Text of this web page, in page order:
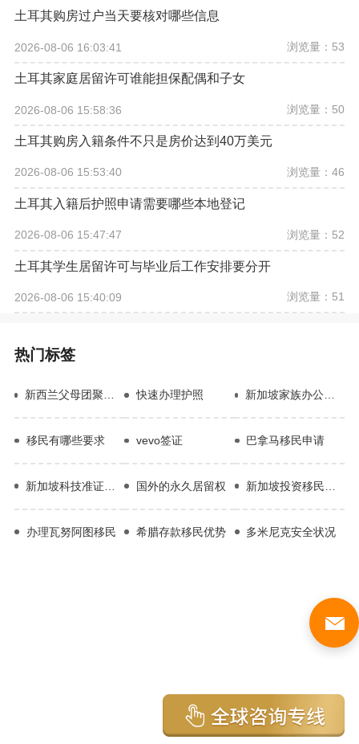
土耳其购房过户当天要核对哪些信息
2026-08-06 16:03:41 浏览量：53
土耳其家庭居留许可谁能担保配偶和子女
2026-08-06 15:58:36 浏览量：50
土耳其购房入籍条件不只是房价达到40万美元
2026-08-06 15:53:40 浏览量：46
土耳其入籍后护照申请需要哪些本地登记
2026-08-06 15:47:47 浏览量：52
土耳其学生居留许可与毕业后工作安排要分开
2026-08-06 15:40:09 浏览量：51
热门标签
快速办理护照 新加坡家族办公室移民优势
移民有哪些要求 vevo签证 巴拿马移民申请
国外的永久居留权
办理瓦努阿图移民 希腊存款移民优势 多米尼克安全状况